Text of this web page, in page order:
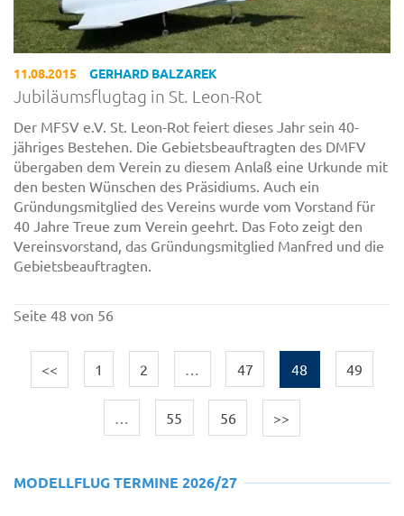
11.08.2015 GERHARD BALZAREK
Jubiläumsflugtag in St. Leon-Rot
Der MFSV e.V. St. Leon-Rot feiert dieses Jahr sein 40-
jähriges Bestehen. Die Gebietsbeauftragten des DMFV
übergaben dem Verein zu diesem Anlaß eine Urkunde mit
den besten Wünschen des Präsidiums. Auch ein
Gründungsmitglied des Vereins wurde vom Vorstand für
40 Jahre Treue zum Verein geehrt. Das Foto zeigt den
Vereinsvorstand, das Gründungsmitglied Manfred und die
Gebietsbeauftragten.
Seite 48 von 56
<< 1 2 … 47 48 49
55 56 >>
MODELLFLUG TERMINE 2026/27